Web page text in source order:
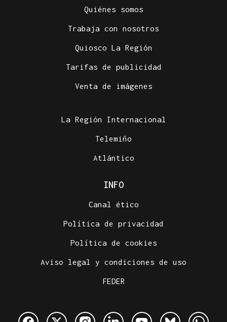
Quiénes somos
Trabaja con nosotros
Quiosco La Región
Tarifas de publicidad
Venta de imágenes
La Región Internacional
Telemiño
Atlántico
INFO
Canal ético
Política de privacidad
Política de cookies
Aviso legal y condiciones de uso
FEDER